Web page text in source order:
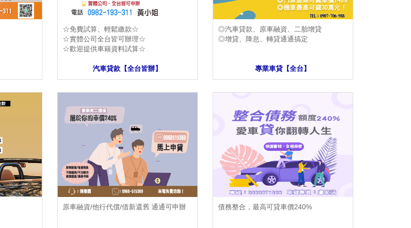
☆免費試算、輕鬆繳款☆
☆實體公司全台皆可辦理☆
☆歡迎提供車籍資料試算☆
汽車貸款【全台皆辦】
◎汽車貸款、原車融資、二胎增貸
◎增貸、降息、轉貸通通搞定
專業車貸【全台】
原車融資/他行代償/借新還舊 通通可申辦 債務整合，最高可貸車價240%